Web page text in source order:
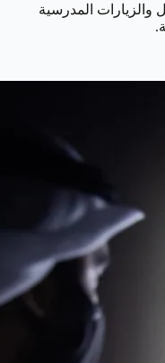
والزيارات المدرسية